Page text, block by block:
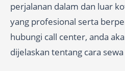
perjalanan dalam dan luar
yang profesional serta
hubungi call center, anda
dijelaskan tentang cara